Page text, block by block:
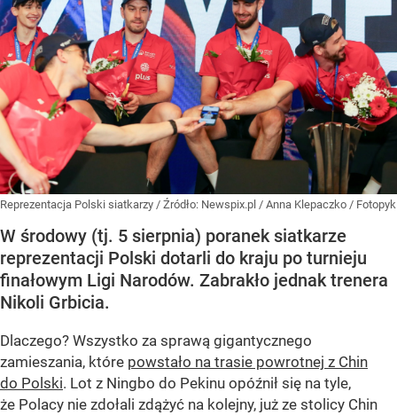
Reprezentacja Polski siatkarzy / Źródło: Newspix.pl / Anna Klepaczko / Fotopyk
W środowy (tj. 5 sierpnia) poranek siatkarze
reprezentacji Polski dotarli do kraju po turnieju
finałowym Ligi Narodów. Zabrakło jednak trenera
Nikoli Grbicia.
Dlaczego? Wszystko za sprawą gigantycznego
zamieszania, które powstało na trasie powrotnej z Chin
do Polski. Lot z Ningbo do Pekinu opóźnił się na tyle,
że Polacy nie zdołali zdążyć na kolejny, już ze stolicy Chin